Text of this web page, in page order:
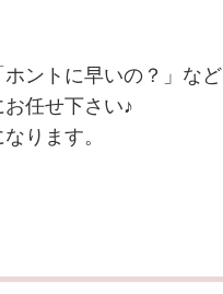
ホントに早いの？」など
任せ下さい♪
ります。